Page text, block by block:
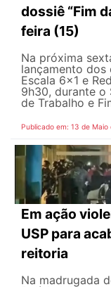
dossiê “Fim
feira (15)
Na próxima
lançamento dos
Escala 6×1 e
9h30, durante o
de Trabalho e
Publicado em: 13 de Maio
Em ação
USP para
reitoria
Na madrugada